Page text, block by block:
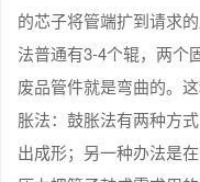
的芯子将管端扩到请求
法普通有3-4个辊，两个
废品管件就是弯曲的。
胀法：鼓胀法有两种方
出成形；另一种办法是